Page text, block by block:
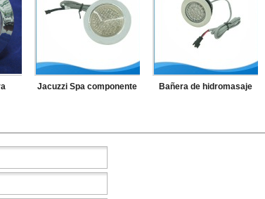
Jacuzzi Spa componente Bañera de hidromasaje